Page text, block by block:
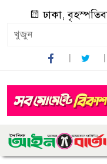
ঢাকা,